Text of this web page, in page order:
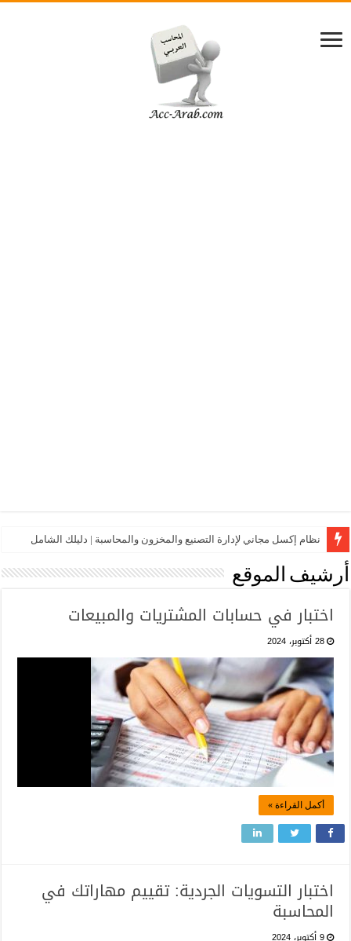
نظام إكسل مجاني لإدارة التصنيع والمخزون والمحاسبة | دليلك الشامل
أرشيف الموقع
اختبار في حسابات المشتريات والمبيعات
28 أكتوبر، 2024
أكمل القراءة »
اختبار التسويات الجردية: تقييم مهاراتك في
المحاسبة
9 أكتوبر، 2024